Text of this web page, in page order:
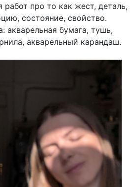
работ про то как жест, деталь,
состояние, свойство.
акварельная бумага, тушь,
акварельный карандаш.